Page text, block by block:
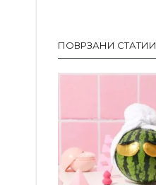
ПОВРЗАНИ СТАТИИ